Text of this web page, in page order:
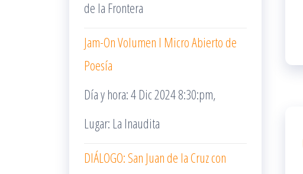
de la Frontera
Jam-On Volumen I Micro Abierto de
Poesía
Día y hora: 4 Dic 2024 8:30:pm,
Lugar: La Inaudita
DIÁLOGO: San Juan de la Cruz con